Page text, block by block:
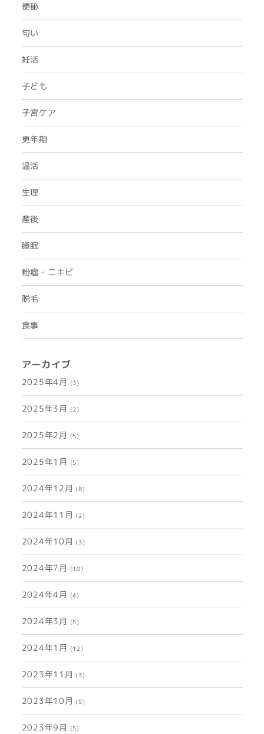
便秘
匂い
妊活
子ども
子宮ケア
更年期
温活
生理
産後
睡眠
粉瘤・ニキビ
脱毛
食事
アーカイブ
2025年4月 (3)
2025年3月 (2)
2025年2月 (5)
2025年1月 (5)
2024年12月 (8)
2024年11月 (2)
2024年10月 (3)
2024年7月 (10)
2024年4月 (4)
2024年3月 (5)
2024年1月 (12)
2023年11月 (3)
2023年10月 (5)
2023年9月 (5)